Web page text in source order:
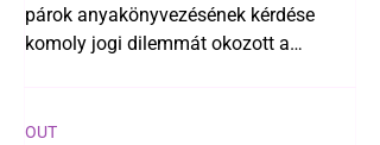
párok anyakönyvezésének kérdése
komoly jogi dilemmát okozott a
egyértelműen tiltja a házasságuk
OUT